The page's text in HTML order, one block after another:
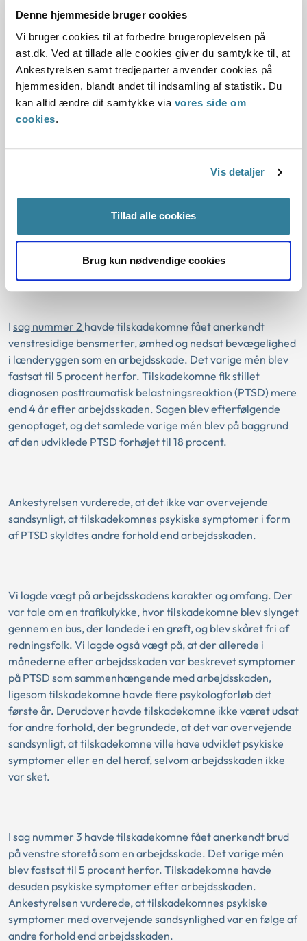
Denne hjemmeside bruger cookies
Vi bruger cookies til at forbedre brugeroplevelsen på
ast.dk. Ved at tillade alle cookies giver du samtykke til, at
Ankestyrelsen samt tredjeparter anvender cookies på
hjemmesiden, blandt andet til indsamling af statistik. Du
kan altid ændre dit samtykke via vores side om
cookies.
Vis detaljer
Tillad alle cookies
Brug kun nødvendige cookies
Ankestyrelsen vurderede, at cirka 1/5 af tilskadekomnes
samlede varige mén på 25 procent med overvejende
sandsynlighed skyldtes andre forhold end arbejdsskaden.
Ankestyrelsen vurderede i den forbindelse, at de psykiske
symptomer i form af depression med overvejende
sandsynlighed delvist var en følge af andre forhold end
arbejdsskaden.
Vi lagde vægt på, at tilskadekomne i flere år forud for
angst. Vi lagde samtidig vægt på, at udviklingen af
tilskadekomnes forværrede depressive symptomer var
beskrevet som sammenhængende med tilskadekomnes
arbejdsophør og langvarige sygemelding.
I sag nummer 2 havde tilskadekomne fået anerkendt
venstresidige bensmerter, ømhed og nedsat bevægelighed
i lænderyggen som en arbejdsskade. Det varige mén blev
fastsat til 5 procent herfor. Tilskadekomne fik stillet
diagnosen posttraumatisk belastningsreaktion (PTSD) mere
end 4 år efter arbejdsskaden. Sagen blev efterfølgende
genoptaget, og det samlede varige mén blev på baggrund
af den udviklede PTSD forhøjet til 18 procent.
Ankestyrelsen vurderede, at det ikke var overvejende
sandsynligt, at tilskadekomnes psykiske symptomer i form
af PTSD skyldtes andre forhold end arbejdsskaden.
Vi lagde vægt på arbejdsskadens karakter og omfang. Der
var tale om en trafikulykke, hvor tilskadekomne blev slynget
gennem en bus, der landede i en grøft, og blev skåret fri af
redningsfolk. Vi lagde også vægt på, at der allerede i
månederne efter arbejdsskaden var beskrevet symptomer
på PTSD som sammenhængende med arbejdsskaden,
ligesom tilskadekomne havde flere psykologforløb det
første år. Derudover havde tilskadekomne ikke været udsat
for andre forhold, der begrundede, at det var overvejende
sandsynligt, at tilskadekomne ville have udviklet psykiske
symptomer eller en del heraf, selvom arbejdsskaden ikke
var sket.
I sag nummer 3 havde tilskadekomne fået anerkendt brud
på venstre storetå som en arbejdsskade. Det varige mén
blev fastsat til 5 procent herfor. Tilskadekomne havde
desuden psykiske symptomer efter arbejdsskaden.
Ankestyrelsen vurderede, at tilskadekomnes psykiske
symptomer med overvejende sandsynlighed var en følge af
andre forhold end arbejdsskaden.